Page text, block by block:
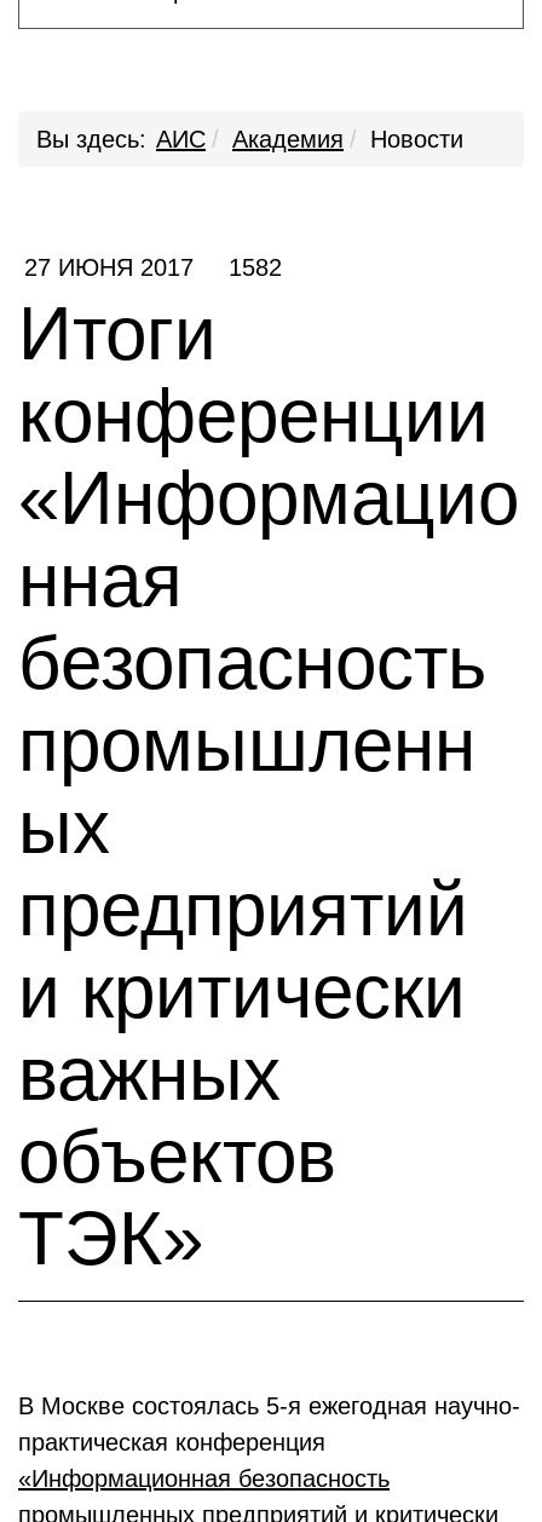
Вы здесь: АИС Академия Новости
27 ИЮНЯ 2017 1582
Итоги
конференции
«Информацио
нная
безопасность
промышленн
ых
предприятий
и критически
важных
объектов
ТЭК»
В Москве состоялась 5-я ежегодная научно-
практическая конференция
«Информационная безопасность
промышленных предприятий и критически